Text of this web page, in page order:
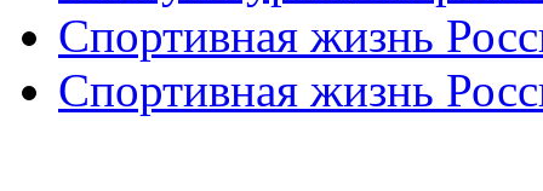
Спортивная жизнь
Спортивная жизнь